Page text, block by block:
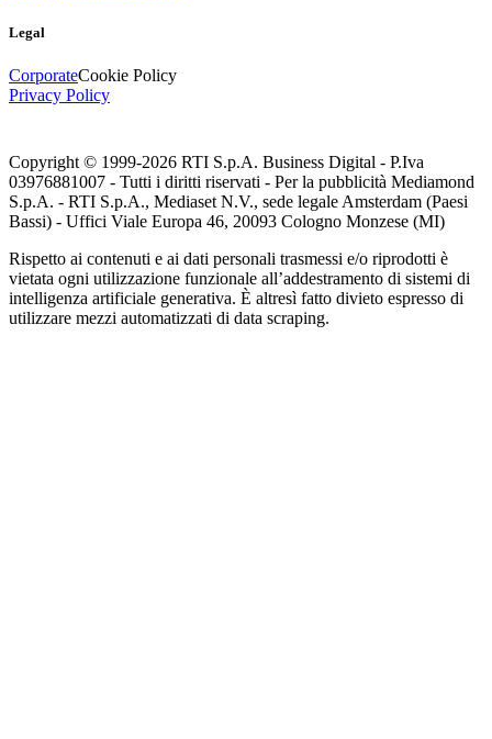
Legal
CorporateCookie Policy
Privacy Policy
Copyright © 1999-2026 RTI S.p.A. Business Digital - P.Iva
03976881007 - Tutti i diritti riservati - Per la pubblicità Mediamond
S.p.A. - RTI S.p.A., Mediaset N.V., sede legale Amsterdam (Paesi
Bassi) - Uffici Viale Europa 46, 20093 Cologno Monzese (MI)
Rispetto ai contenuti e ai dati personali trasmessi e/o riprodotti è
vietata ogni utilizzazione funzionale all’addestramento di sistemi di
intelligenza artificiale generativa. È altresì fatto divieto espresso di
utilizzare mezzi automatizzati di data scraping.